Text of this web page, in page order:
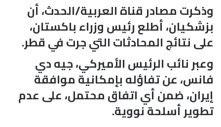
وذكرت مصادر قناة العربية/الحدث، أن
بزشكيان، أطلع رئيس وزراء باكستان،
على نتائج المحادثات التي جرت في قطر.
وعبر نائب الرئيس الأميركي، جيه دي
فانس، عن تفاؤله بإمكانية موافقة
إيران، ضمن أي اتفاق محتمل، على عدم
تطوير أسلحة نووية.